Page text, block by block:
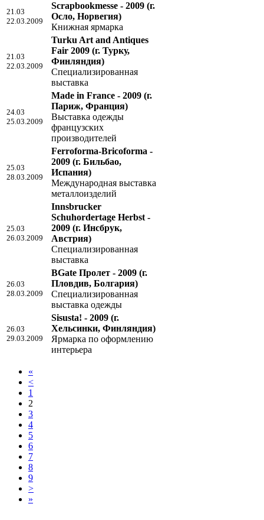
21.03
22.03.2009
Scrapbookmesse - 2009 (г.
Осло, Норвегия)
Книжная ярмарка
21.03
22.03.2009
Turku Art and Antiques
Fair 2009 (г. Турку,
Финляндия)
Специализированная
выставка
24.03
25.03.2009
Made in France - 2009 (г.
Париж, Франция)
Выставка одежды
французских
производителей
25.03
28.03.2009
Ferroforma-Bricoforma -
2009 (г. Бильбао,
Испания)
Международная выставка
металлоизделий
25.03
26.03.2009
Innsbrucker
Schuhordertage Herbst -
2009 (г. Инсбрук,
Австрия)
Специализированная
выставка
26.03
28.03.2009
BGate Пролет - 2009 (г.
Пловдив, Болгария)
Специализированная
выставка одежды
26.03
29.03.2009
Sisusta! - 2009 (г.
Хельсинки, Финляндия)
Ярмарка по оформлению
интерьера
«
<
1
2
3
4
5
6
7
8
9
>
»